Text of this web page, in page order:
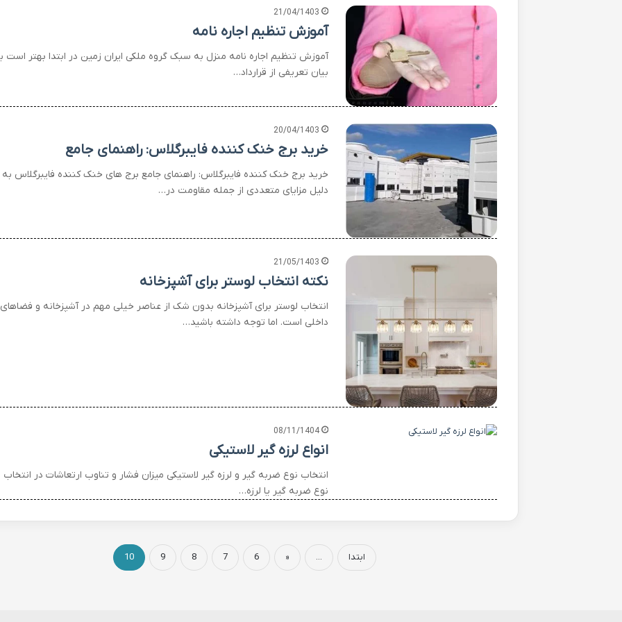
21/04/1403
آموزش تنظیم اجاره نامه
آموزش تنظیم اجاره نامه منزل به سبک گروه ملکی ایران زمین در ابتدا بهتر است
بیان تعریفی از قرارداد…
20/04/1403
خرید برج خنک کننده فایبرگلاس: راهنمای جامع
خرید برج خنک کننده فایبرگلاس: راهنمای جامع برج های خنک کننده فایبرگلاس به
دلیل مزایای متعددی از جمله مقاومت در…
21/05/1403
نکته انتخاب لوستر برای آشپزخانه
انتخاب لوستر برای آشپزخانه بدون شک از عناصر خیلی مهم در آشپزخانه و فضاهای
داخلی است. اما توجه داشته باشید…
08/11/1404
انواع لرزه گیر لاستیکی
انتخاب نوع ضربه گیر و لرزه گیر لاستیکی میزان فشار و تناوب ارتعاشات در انتخاب
نوع ضربه گیر یا لرزه…
ابتدا ...
«
6
7
8
9
10